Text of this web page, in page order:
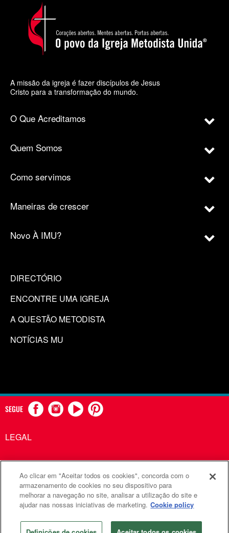
A missão da igreja é fazer discípulos de Jesus
Cristo para a transformação do mundo.
O Que Acreditamos
Quem Somos
Como servimos
Maneiras de crescer
Novo À IMU?
DIRECTÓRIO
ENCONTRE UMA IGREJA
A QUESTÃO METODISTA
NOTÍCIAS MU
SEGUE
LEGAL
Comunicações Metodistas Unidas é uma agência da Igreja
Metodista Unida
©2026 Comunicações Metodistas Unidas. Todos os direitos
reservados
Ao clicar em "Aceitar todos os cookies", concorda com o
armazenamento de cookies no seu dispositivo para
melhorar a navegação no site, analisar a utilização do site e
ajudar nas nossas iniciativas de marketing. Cookie policy